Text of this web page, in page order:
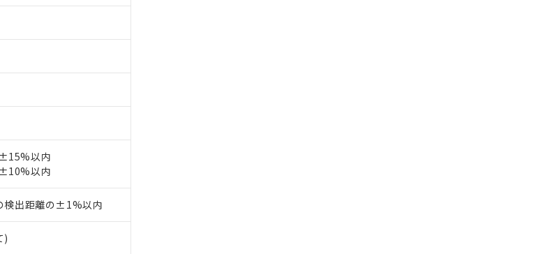
以内
以内
検出距離の±1%以内
)
、本サービスの対象外となる商品もあることをご了承ください。
、記載している更新日時点での社内データに基づき作成されるも
の在庫および標準価格とは異なる場合があることをご了承くださ
客様のお取引先、またはお客様担当のオムロン制御機器販売店・
拠点は「
の事前の承諾なく第三者に漏洩または開示しないようお願いしま
ービス）をご利用いただくには、I-Webメンバーズにご登録され
ご登録された部品リストについて、当社および当社の共同利用者
お客様との取引・商談に必要な範囲で利用することをご了承くだ
報の共同利用に関して"
ドミウム(Cd) 100ppm以下、
ル類(PBB) 1000ppm以下、ポリ臭化ジフェニルエーテル類(PBDE) 1000ppm以下、
1000ppm以下、フタル酸ブチルベンジル（BBP） 1000ppm以下、フタル酸ジブチ
(DIBP) 1000ppm以下
る適用除外項目は除く。
意図的な使用がないことを確認しています。
月が前後することがあります。
ことができます。
問い合わせください。
ニル類) : 1000ppm、 PBDEs(ポリ臭化ジフェニルエーテル類) : 1000ppm、
基準値以下であることを示します。
質が外部に漏えいし、環境に深刻な影響を及ぼさない年数を意
問い合わせください。
完全に破砕するなど、違法に輸出されないよう必要な手段を講じ
ル、化学兵器、生物兵器またはその他武器並びにこれらの製造装
わる関係者が違法に輸出するおそれがある場合は、取り引きをい
る
認ください)